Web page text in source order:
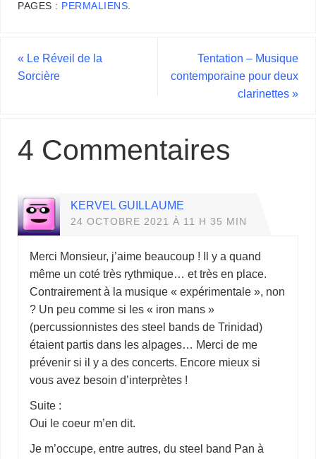
PAGES : PERMALIENS.
« Le Réveil de la
Sorcière
Tentation – Musique
contemporaine pour deux
clarinettes »
4 Commentaires
KERVEL GUILLAUME
24 OCTOBRE 2021 À 11 H 35 MIN
Merci Monsieur, j’aime beaucoup ! Il y a quand
même un coté très rythmique… et très en place.
Contrairement à la musique « expérimentale », non
? Un peu comme si les « iron mans »
(percussionnistes des steel bands de Trinidad)
étaient partis dans les alpages… Merci de me
prévenir si il y a des concerts. Encore mieux si
vous avez besoin d’interprètes !
Suite :
Oui le coeur m’en dit.
Je m’occupe, entre autres, du steel band Pan à